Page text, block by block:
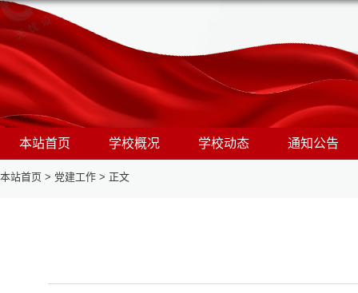
本站首页 学校概况 学校动态 通知公告
本站首页 > 党建工作 > 正文